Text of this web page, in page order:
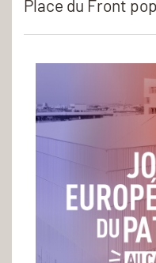
Place du Front